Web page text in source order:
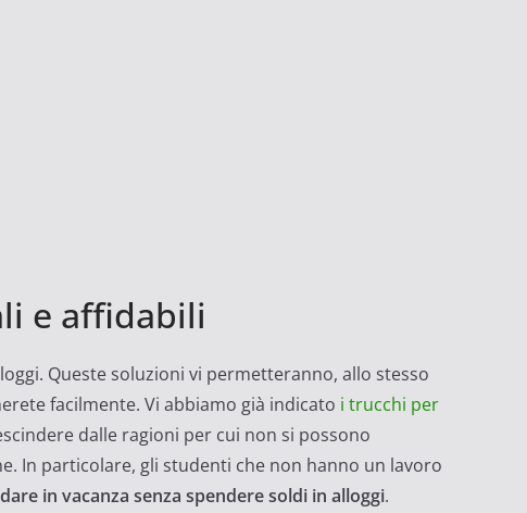
e affidabili
Queste soluzioni vi permetteranno, allo stesso
facilmente. Vi abbiamo già indicato i trucchi per
dalle ragioni per cui non si possono
In particolare, gli studenti che non hanno un lavoro
in vacanza senza spendere soldi in alloggi.